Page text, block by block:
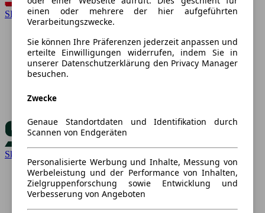
SEAT
Skoda
einen oder mehrere der hier aufgeführten
Verarbeitungszwecke.
Sie können Ihre Präferenzen jederzeit anpassen und
erteilte Einwilligungen widerrufen, indem Sie in
unserer Datenschutzerklärung den Privacy Manager
besuchen.
Zwecke
Genaue Standortdaten und Identifikation durch
Scannen von Endgeräten
Personalisierte Werbung und Inhalte, Messung von
Werbeleistung und der Performance von Inhalten,
Zielgruppenforschung sowie Entwicklung und
Verbesserung von Angeboten